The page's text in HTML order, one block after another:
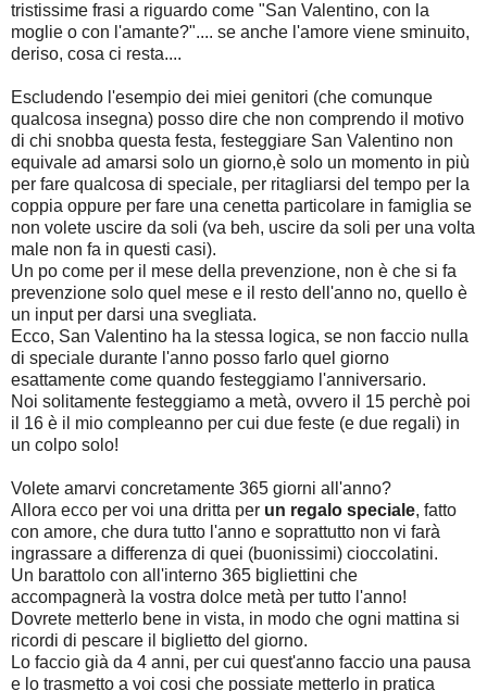
tristissime frasi a riguardo come "San Valentino, con la
moglie o con l'amante?".... se anche l'amore viene sminuito,
deriso, cosa ci resta....
Escludendo l'esempio dei miei genitori (che comunque
qualcosa insegna) posso dire che non comprendo il motivo
di chi snobba questa festa, festeggiare San Valentino non
equivale ad amarsi solo un giorno,è solo un momento in più
per fare qualcosa di speciale, per ritagliarsi del tempo per la
coppia oppure per fare una cenetta particolare in famiglia se
non volete uscire da soli (va beh, uscire da soli per una volta
male non fa in questi casi).
Un po come per il mese della prevenzione, non è che si fa
prevenzione solo quel mese e il resto dell'anno no, quello è
un input per darsi una svegliata.
Ecco, San Valentino ha la stessa logica, se non faccio nulla
di speciale durante l'anno posso farlo quel giorno
esattamente come quando festeggiamo l'anniversario.
Noi solitamente festeggiamo a metà, ovvero il 15 perchè poi
il 16 è il mio compleanno per cui due feste (e due regali) in
un colpo solo!
Volete amarvi concretamente 365 giorni all'anno?
Allora ecco per voi una dritta per un regalo speciale, fatto
con amore, che dura tutto l'anno e soprattutto non vi farà
ingrassare a differenza di quei (buonissimi) cioccolatini.
Un barattolo con all'interno 365 bigliettini che
accompagnerà la vostra dolce metà per tutto l'anno!
Dovrete metterlo bene in vista, in modo che ogni mattina si
ricordi di pescare il biglietto del giorno.
Lo faccio già da 4 anni, per cui quest'anno faccio una pausa
e lo trasmetto a voi cosi che possiate metterlo in pratica